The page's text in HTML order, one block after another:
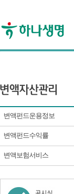
변액펀드운용정보
변액펀드수익률
변액보험서비스